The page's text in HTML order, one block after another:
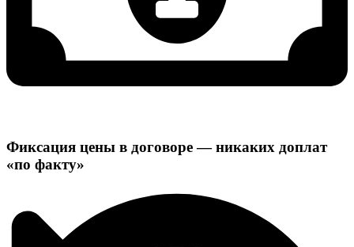
Фиксация цены в договоре — никаких доплат
«по факту»